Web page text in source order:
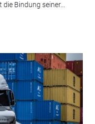
Bindung seiner...